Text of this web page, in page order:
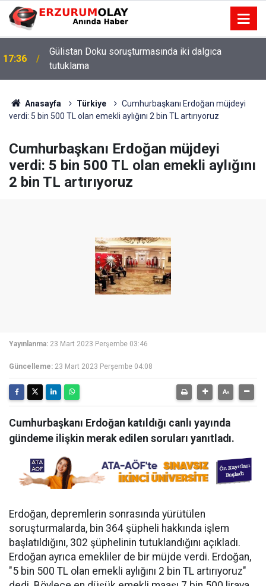
12:29
Anasayfa Türkiye
Cumhurbaşkanı Erdoğan müjdeyi
verdi: 5 bin 500 TL olan emekli aylığını 2 bin TL artırıyoruz
Cumhurbaşkanı Erdoğan müjdeyi
verdi: 5 bin 500 TL olan emekli aylığını
2 bin TL artırıyoruz
Yayınlanma: 23 Mart 2023 Perşembe 03:46
Güncelleme: 23 Mart 2023 Perşembe 04:08
Cumhurbaşkanı Erdoğan katıldığı canlı yayında
gündeme ilişkin merak edilen soruları yanıtladı.
Erdoğan, depremlerin sonrasında yürütülen
soruşturmalarda, bin 364 şüpheli hakkında işlem
başlatıldığını, 302 şüphelinin tutuklandığını açıkladı.
Erdoğan ayrıca emekliler de bir müjde verdi. Erdoğan,
"5 bin 500 TL olan emekli aylığını 2 bin TL artırıyoruz"